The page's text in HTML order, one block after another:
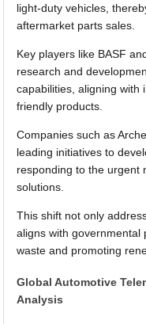
light-duty vehicles,
aftermarket parts sales.
Key players like BASF
research and
capabilities, aligning with
friendly products.
Companies such as
leading initiatives to
responding to the urgent
solutions.
This shift not only
aligns with governmental
waste and promoting
Global Automotive
Analysis